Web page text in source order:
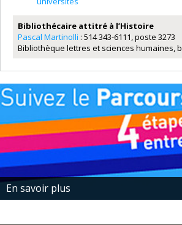
Bibliothécaire attitré à l’Histoire
Pascal Martinolli : 514 343-6111, poste 3273
Bibliothèque lettres et sciences humaines,
En savoir plus